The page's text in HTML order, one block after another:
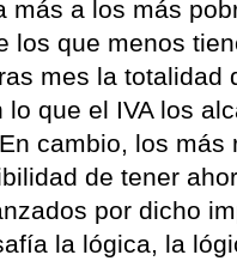
más a los más
los que menos
mes la totalidad
lo que el IVA los
cambio, los más
de tener
por dicho
la lógica, la